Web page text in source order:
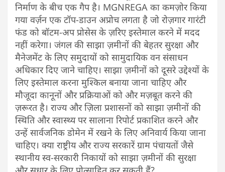
निर्माण के बीच एक गैप है। MGNREGA का कमज़ोर किया
गया वर्ज़न एक टॉप-डाउन अप्रोच लगता है जो रोज़गार गारंटी
फंड को बॉटम-अप प्रोसेस के ज़रिए इस्तेमाल करने में मदद
नहीं करेगा। जंगल की साझा ज़मीनों की बेहतर सुरक्षा और
मैनेजमेंट के लिए समुदायों को सामुदायिक वन संसाधन
अधिकार दिए जाने चाहिए। साझा ज़मीनों को दूसरे उद्देश्यों के
लिए इस्तेमाल करना मुश्किल बनाया जाना चाहिए और
मौजूदा कानूनों और प्रक्रियाओं को और मज़बूत करने की
ज़रूरत है। राज्य और ज़िला प्रशासनों को साझा ज़मीनों की
स्थिति और स्वास्थ्य पर सालाना रिपोर्ट प्रकाशित करने और
उन्हें सार्वजनिक डोमेन में रखने के लिए अनिवार्य किया जाना
चाहिए। क्या राष्ट्रीय और राज्य सरकारें ग्राम पंचायतों जैसे
स्थानीय स्व-सरकारी निकायों को साझा ज़मीनों की सुरक्षा